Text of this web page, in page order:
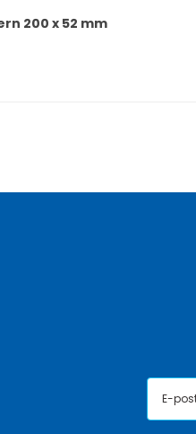
200 x 52 mm